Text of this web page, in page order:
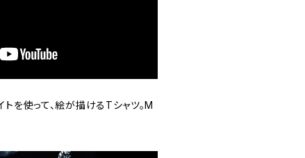
を使って、絵が描けるTシャツ。M